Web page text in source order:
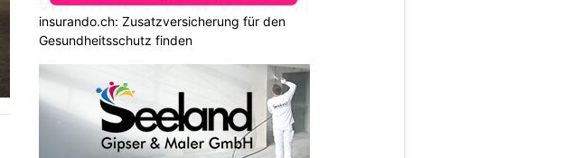
insurando.ch: Zusatzversicherung für den
Gesundheitsschutz finden